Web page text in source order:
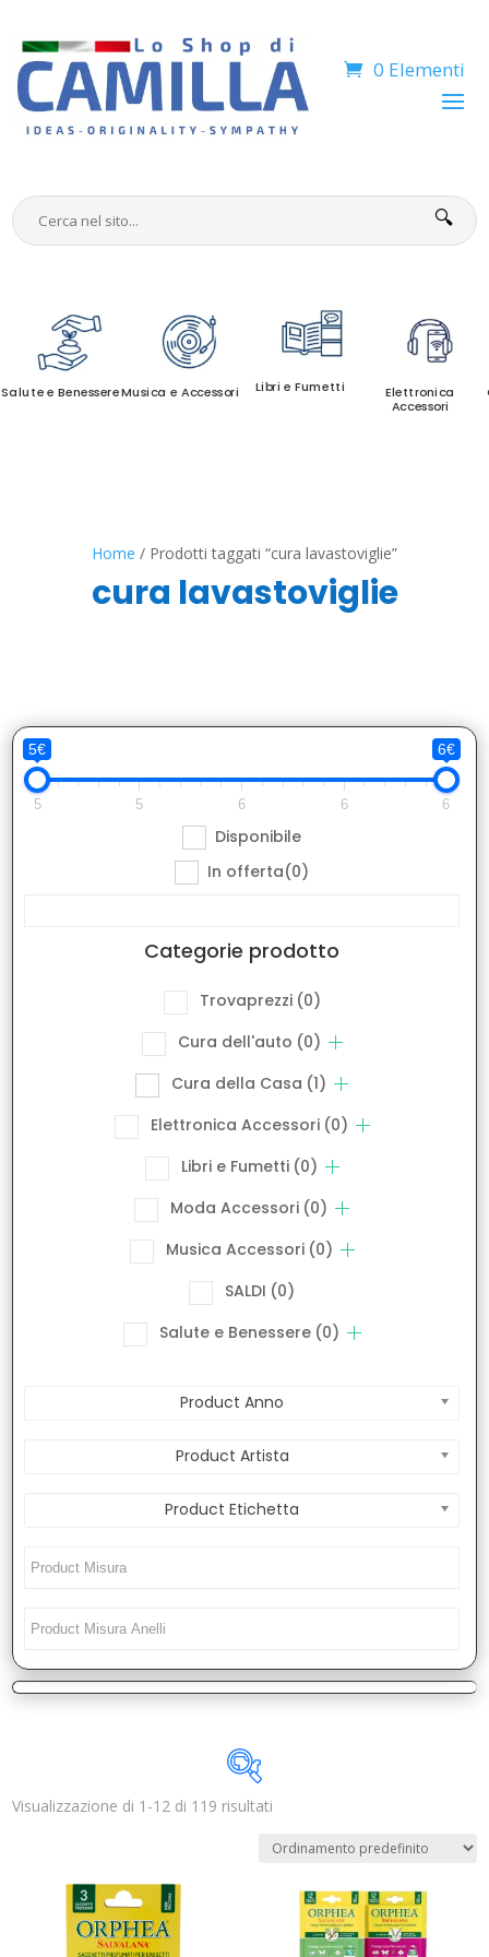
0 Elementi
🔍
Salute e BenessereMusica e Accessori Libri e Fumetti
Elettronica
Accessori
Home / Prodotti taggati “cura lavastoviglie”
cura lavastoviglie
5€ 6€
5 5 6 6 6
Disponibile
In offerta(0)
Categorie prodotto
Trovaprezzi (0)
Cura dell'auto (0)
Cura della Casa (1)
Elettronica Accessori (0)
Libri e Fumetti (0)
Moda Accessori (0)
Musica Accessori (0)
SALDI (0)
Salute e Benessere (0)
Product Anno
Product Artista
Product Etichetta
Categorie prodotto
Visualizzazione di 1-12 di 119 risultati